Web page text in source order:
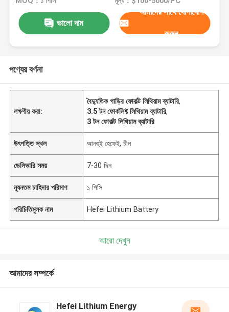
ভালো দাম
আমাদের সাথে যোগাযোগ
করুন
পণ্যের বর্ণনা
লক্ষণীয় করা:
বৈদ্যুতিক গাড়ির ফোর্কল্ট লিথিয়াম ব্যাটারি,
3.5 টন ফোর্কলিফ্ট লিথিয়াম ব্যাটারি,
3 টন ফোর্কল্ট লিথিয়াম ব্যাটারি
উৎপত্তি স্থল আনহুই হেফেই, চীন
ডেলিভারি সময় 7-30 দিন
ন্যূনতম চাহিদার পরিমাণ ১ পিসি
পরিচিতিমুলক নাম Hefei Lithium Battery
আরো দেখুন
আমাদের সম্পর্কে
Hefei Lithium Energy